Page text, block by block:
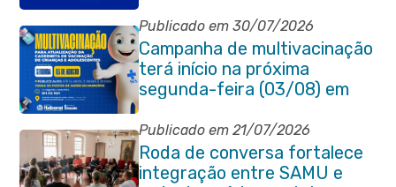
eleição do quadriênio 2026-
2030
Publicado em 30/07/2026
Campanha de multivacinação
terá início na próxima
segunda-feira (03/08) em
Itaboraí
Publicado em 21/07/2026
Roda de conversa fortalece
integração entre SAMU e